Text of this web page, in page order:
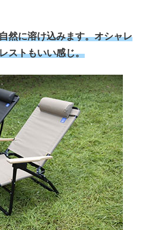
然に溶け込みます。オシャレ
ストもいい感じ。